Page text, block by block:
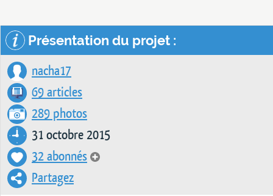
Présentation du projet :
nacha17
69 articles
289 photos
31 octobre 2015
32 abonnés
Partagez